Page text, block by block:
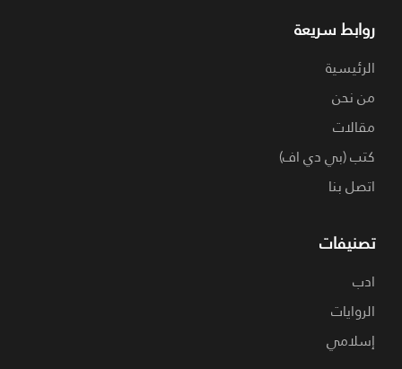
روابط سريعة
الرئيسية
من نحن
مقالات
كتب (بي دي اف)
اتصل بنا
تصنيفات
ادب
الروايات
إسلامي